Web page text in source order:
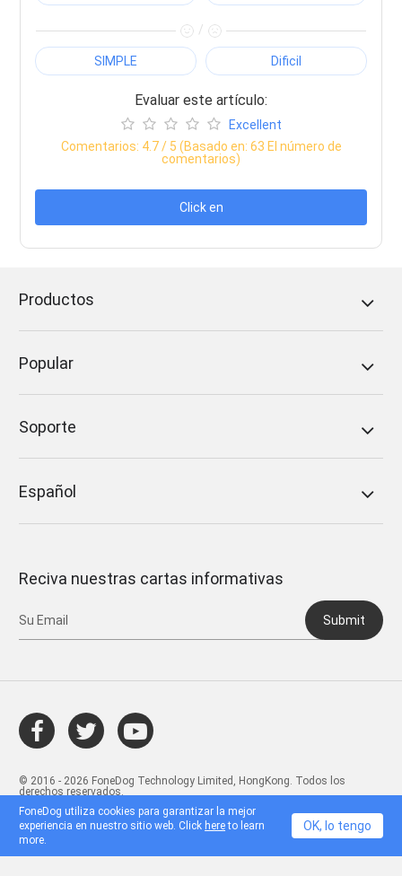
/
SIMPLE Dificil
Evaluar este artículo:
Excellent
Comentarios: 4.7/ 5 (Basado en: 63 El número de
comentarios)
Click en
Productos
Popular
Soporte
Español
Reciva nuestras cartas informativas
Submit
© 2016 - 2026 FoneDog Technology Limited, HongKong. Todos los
derechos reservados.
FoneDog utiliza cookies para garantizar la mejor
experiencia en nuestro sitio web. Click hereto learn
more.
OK, lo tengo